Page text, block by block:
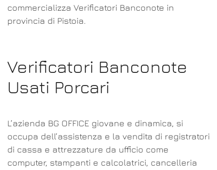
commercializza Verificatori Banconote in
provincia di Pistoia.
Verificatori Banconote
Usati Porcari
L’azienda BG OFFICE giovane e dinamica, si
occupa dell’assistenza e la vendita di registratori
di cassa e attrezzature da ufficio come
computer, stampanti e calcolatrici, cancelleria